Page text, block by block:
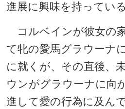
進展に興味を持っている
コルベインが彼女の
て牝の愛馬グラウーナ
に就くが、その直後、
ウンがグラウーナに向
進して愛の行為に及ん